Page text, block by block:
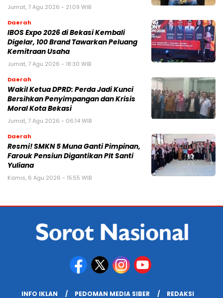
Jumat, 7 Agu 2026 - 21:09 WIB
Daerah
IBOS Expo 2026 di Bekasi Kembali
Digelar, 100 Brand Tawarkan Peluang
Kemitraan Usaha
Jumat, 7 Agu 2026 - 18:30 WIB
Daerah
Wakil Ketua DPRD: Perda Jadi Kunci
Bersihkan Penyimpangan dan Krisis
Moral Kota Bekasi
Jumat, 7 Agu 2026 - 06:14 WIB
Daerah
Resmi! SMKN 5 Muna Ganti Pimpinan,
Farouk Pensiun Digantikan Plt Santi
Yuliana
Kamis, 6 Agu 2026 - 15:55 WIB
INFO IKLAN PEDOMAN MEDIA SIBER REDAKSI